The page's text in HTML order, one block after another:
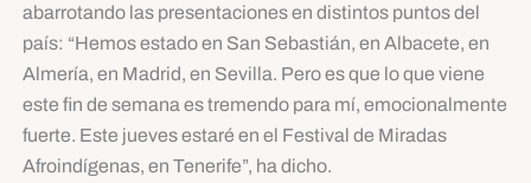
abarrotando las presentaciones en distintos puntos del
país: “Hemos estado en San Sebastián, en Albacete, en
Almería, en Madrid, en Sevilla. Pero es que lo que viene
este fin de semana es tremendo para mí, emocionalmente
fuerte. Este jueves estaré en el Festival de Miradas
Afroindígenas, en Tenerife”, ha dicho.